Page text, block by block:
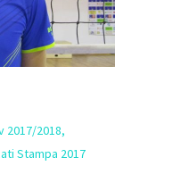
2017/2018,
Stampa 2017